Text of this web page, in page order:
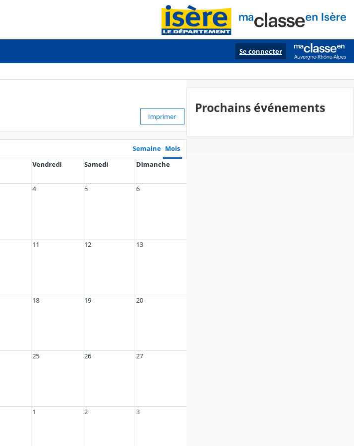
Se connecter
Imprimer
Semaine Mois
Vendredi Samedi Dimanche
4 5 6
11 12 13
18 19 20
25 26 27
1 2 3
Prochains événements